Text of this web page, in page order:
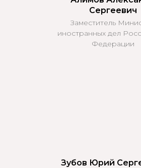
Сергеевич
Заместитель
иностранных дел
Федерации
Зубов Юрий